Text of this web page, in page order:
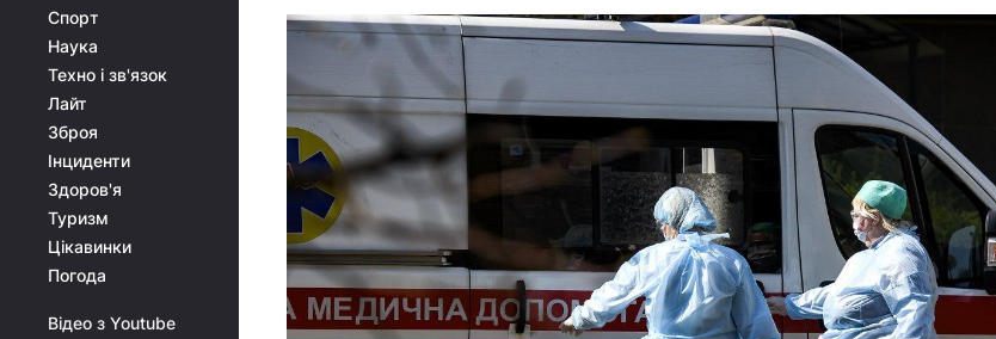
Спорт
Наука
Техно і зв'язок
Лайт
Зброя
Інциденти
Здоров'я
Туризм
Цікавинки
Погода
Відео з Youtube